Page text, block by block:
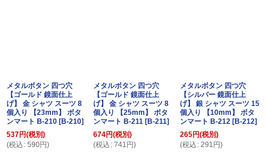
メタルボタン 四つ穴
【ゴールド 鏡面仕上
げ】 金 シャツ スーツ 8
個入り 【23mm】 ボタ
ンマート B-210 [B-210]
537円(税別)
(税込 : 590円)
メタルボタン 四つ穴
【ゴールド 鏡面仕上
げ】 金 シャツ スーツ 8
個入り 【25mm】 ボタ
ンマート B-211 [B-211]
674円(税別)
(税込 : 741 円)
メタルボタン 四つ穴
【シルバー 鏡面仕上
げ】 銀 シャツ スーツ 15
個入り 【10mm】 ボタ
ンマート B-212 [B-212]
265円(税別)
(税込 : 291 円)